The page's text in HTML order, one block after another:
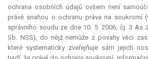
ochrana osobních údajů ovšem není
právě snahou o ochranu práva na soukromí
správního soudu ze dne 10. 5. 2006, čj. 3 As
Sb. NSS), do nějž nemůže z povahy věci
které systematicky zveřejňuje sám jejich